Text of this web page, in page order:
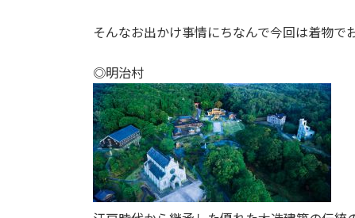
そんなお出かけ事情にちなんで今回は着物で
◎明治村